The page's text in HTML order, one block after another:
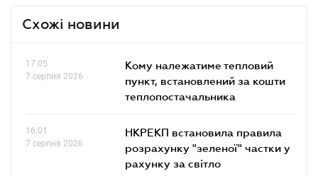
Схожі новини
17.05
7 серпня 2026
Кому належатиме тепловий
пункт, встановлений за кошти
теплопостачальника
16.01
7 серпня 2026
НКРЕКП встановила правила
розрахунку "зеленої" частки у
рахунку за світло